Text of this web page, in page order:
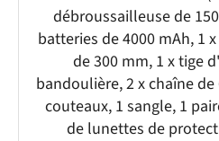
débroussailleuse de
batteries de 4000 mAh, 1
de 300 mm, 1 x tige
bandoulière, 2 x chaîne
couteaux, 1 sangle, 1
de lunettes de